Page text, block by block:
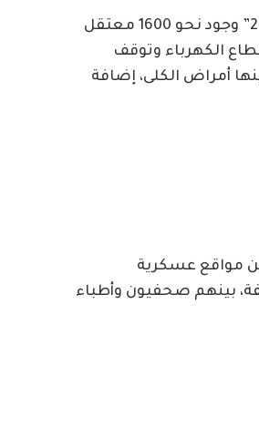
من جانبها، أكدت المحامية رحاب مبارك، عضو “محامو الطوارئ”، لـ”دارفور24” وجود نحو 1600 معتقل
الكهرباء وتوقف
أمراض الكلى، إضافة
مواقع عسكرية
بينهم صحفيون وأطباء